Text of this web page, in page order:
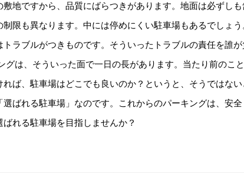
地ですから、品質にばらつきがあります。地面は必ずし
限も異なります。中には停めにくい駐車場もあるでしょ
ラブルがつきものです。そういったトラブルの責任を誰
グは、そういった面で一日の長があります。当たり前のこ
ば、駐車場はどこでも良いのか？というと、そうではな
ばれる駐車場」なのです。これからのパーキングは、安
れる駐車場を目指しませんか？